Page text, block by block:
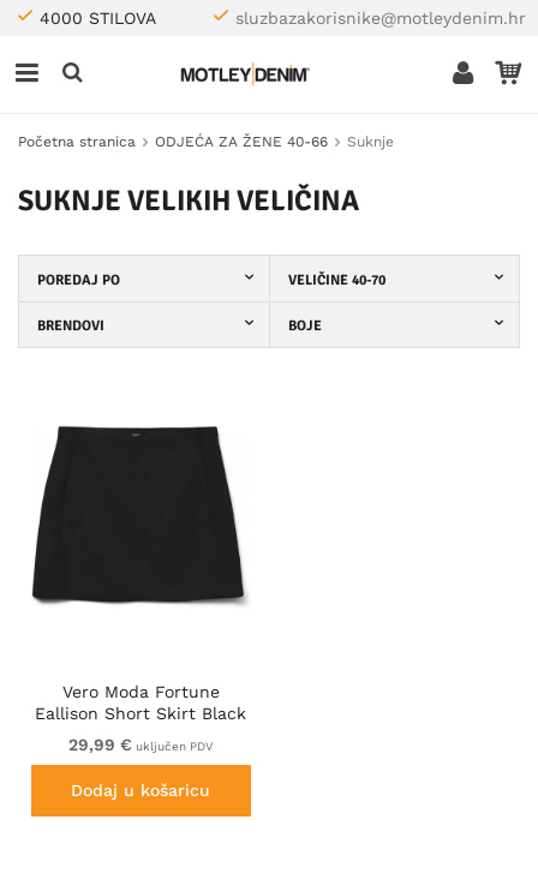
4000 STILOVA sluzbazakorisnike@motleydenim.hr
Početna stranica ODJEĆA ZA ŽENE 40-66 Suknje
SUKNJE VELIKIH VELIČINA
POREDAJ PO VELIČINE 40-70
BRENDOVI BOJE
Vero Moda Fortune
Eallison Short Skirt Black
29,99 € uključen PDV
Dodaj u košaricu